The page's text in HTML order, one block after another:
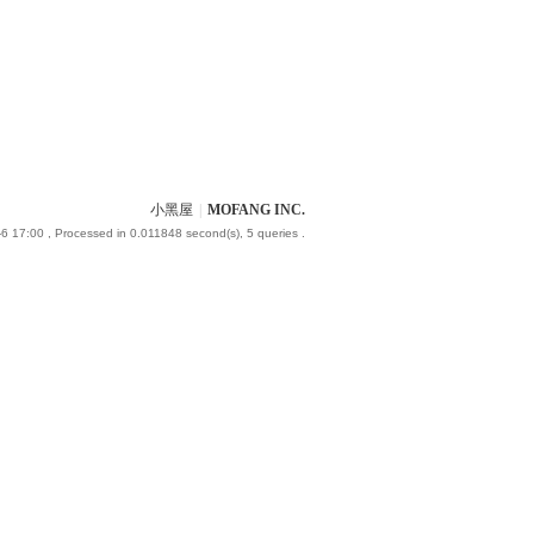
小黑屋 MOFANG INC.
17:00 , Processed in 0.011848 second(s), 5 queries .